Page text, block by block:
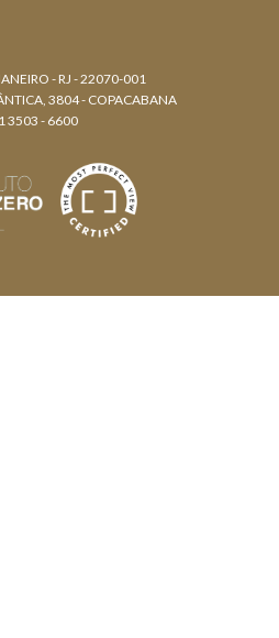
- RJ - 22070-001
3804 - COPACABANA
3503 - 6600